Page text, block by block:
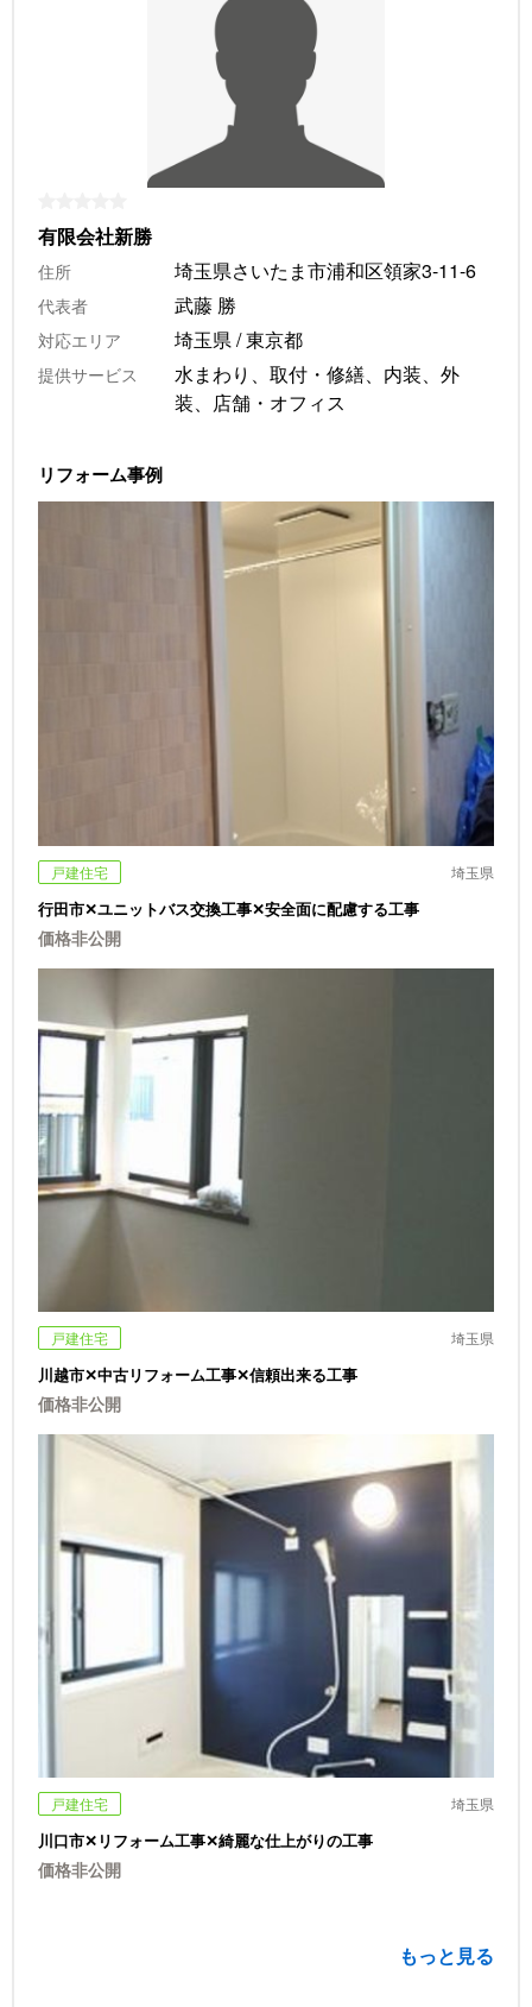
有限会社新勝
住所 埼玉県さいたま市浦和区領家3-11-6
代表者 武藤 勝
対応エリア 埼玉県 / 東京都
提供サービス
水まわり、取付・修繕、内装、外
装、店舗・オフィス
リフォーム事例
戸建住宅 埼玉県
行田市✕ユニットバス交換工事✕安全面に配慮する工事
価格非公開
戸建住宅 埼玉県
川越市✕中古リフォーム工事✕信頼出来る工事
価格非公開
戸建住宅 埼玉県
川口市✕リフォーム工事✕綺麗な仕上がりの工事
価格非公開
もっと見る